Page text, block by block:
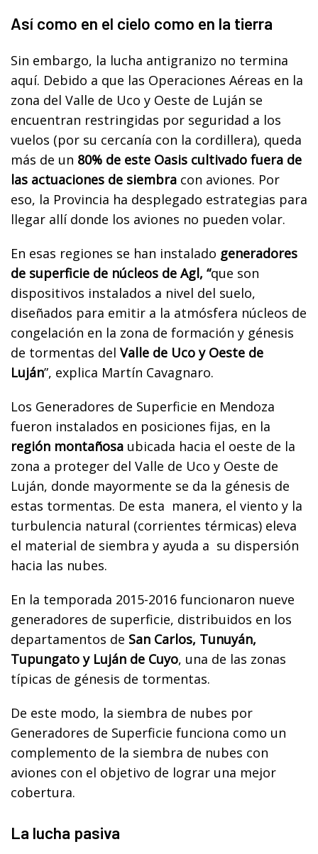
Así como en el cielo como en la tierra
Sin embargo, la lucha antigranizo no termina
aquí. Debido a que las Operaciones Aéreas en la
zona del Valle de Uco y Oeste de Luján se
encuentran restringidas por seguridad a los
vuelos (por su cercanía con la cordillera), queda
más de un 80% de este Oasis cultivado fuera de
las actuaciones de siembra con aviones. Por
eso, la Provincia ha desplegado estrategias para
llegar allí donde los aviones no pueden volar.
En esas regiones se han instalado generadores
de superficie de núcleos de Agl, “que son
dispositivos instalados a nivel del suelo,
diseñados para emitir a la atmósfera núcleos de
congelación en la zona de formación y génesis
de tormentas del Valle de Uco y Oeste de
Luján”, explica Martín Cavagnaro.
Los Generadores de Superficie en Mendoza
fueron instalados en posiciones fijas, en la
región montañosa ubicada hacia el oeste de la
zona a proteger del Valle de Uco y Oeste de
Luján, donde mayormente se da la génesis de
estas tormentas. De esta manera, el viento y la
turbulencia natural (corrientes térmicas) eleva
el material de siembra y ayuda a su dispersión
hacia las nubes.
En la temporada 2015-2016 funcionaron nueve
generadores de superficie, distribuidos en los
departamentos de San Carlos, Tunuyán,
Tupungato y Luján de Cuyo, una de las zonas
típicas de génesis de tormentas.
De este modo, la siembra de nubes por
Generadores de Superficie funciona como un
complemento de la siembra de nubes con
aviones con el objetivo de lograr una mejor
cobertura.
La lucha pasiva